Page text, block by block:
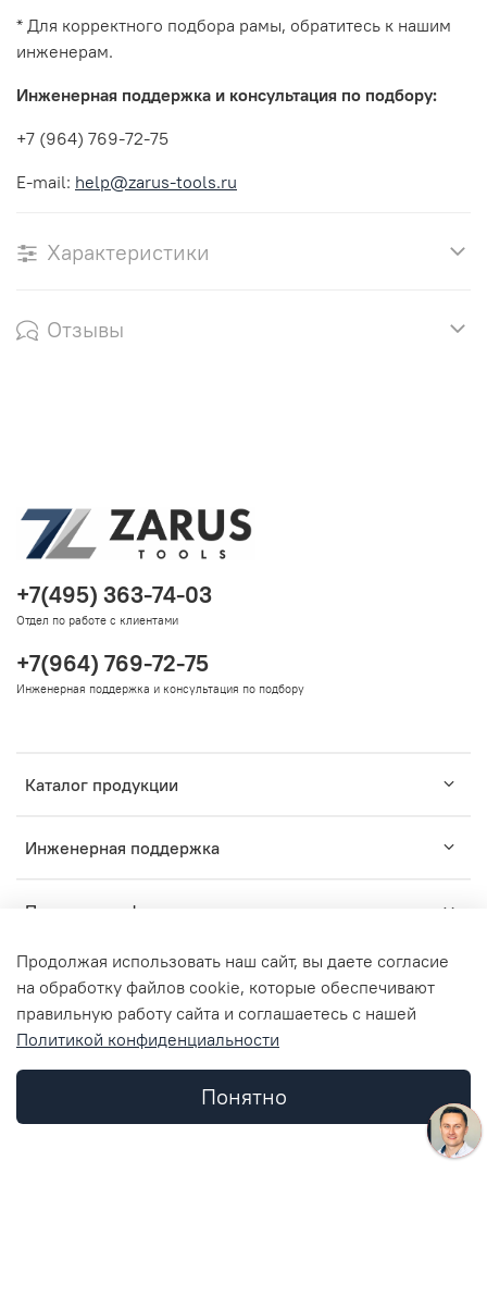
* Для корректного подбора рамы, обратитесь к нашим
инженерам.
Инженерная поддержка и консультация по подбору:
+7 (964) 769-72-75
E-mail: help@zarus-tools.ru
Характеристики
Отзывы
Каталог продукции
Инженерная поддержка
Помощь и информация
+7(495) 363-74-03
Отдел по работе с клиентами
+7(964) 769-72-75
Инженерная поддержка и консультация по подбору
2015-2024ZARUS TM- комплексные решения для
ООО "ЗАРУС Инжиниринг", ОГРН 1157746836312, ИНН
7734362952, КПП 773401001
Профиль
Продолжая использовать наш сайт, вы даете согласие
на обработку файлов cookie, которые обеспечивают
правильную работу сайта и соглашаетесь с нашей
Политикой конфиденциальности
Понятно